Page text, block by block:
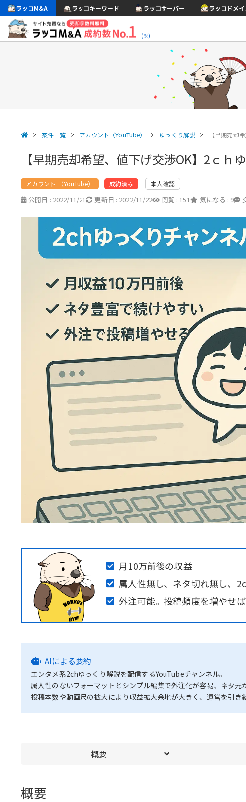
ラッコM&A ラッコキーワード ラッコサーバー ラッコドメイ
(※)
案件一覧 アカウント（YouTube） ゆっくり解説 【早期売却
【早期売却希望、値下げ交渉OK】2ｃｈ
アカウント （YouTube） 成約済み 本人確認
公開日 : 2022/11/21 更新日 : 2022/11/22 閲覧 : 151 気になる : 9
月10万前後の収益
属人性無し、ネタ切れ無し、
外注可能。投稿頻度を増やせ
AIによる要約
エンタメ系2chゆっくり解説を配信するYouTubeチャンネル。
属人性のないフォーマットとシンプル編集で外注化が容易、ネタ元
投稿本数や動画尺の拡大により収益拡大余地が大きく、運営を引き
概要
概要